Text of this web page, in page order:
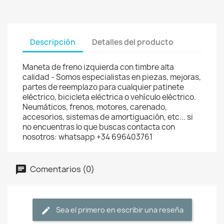
Descripción Detalles del producto
Maneta de freno izquierda con timbre alta
calidad - Somos especialistas en piezas, mejoras,
partes de reemplazo para cualquier patinete
eléctrico, bicicleta eléctrica o vehículo eléctrico.
Neumáticos, frenos, motores, carenado,
accesorios, sistemas de amortiguación, etc... si
no encuentras lo que buscas contacta con
nosotros: whatsapp +34 696403761
Comentarios (0)
Sea el primero en escribir una reseña